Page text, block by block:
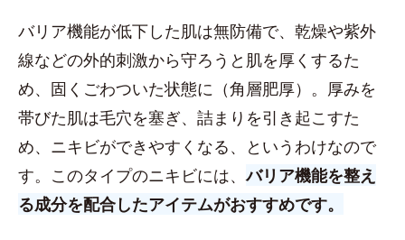
バリア機能が低下した肌は無防備で、乾燥や紫外
線などの外的刺激から守ろうと肌を厚くするた
め、固くごわついた状態に（角層肥厚）。厚みを
帯びた肌は毛穴を塞ぎ、詰まりを引き起こすた
め、ニキビができやすくなる、というわけなので
す。このタイプのニキビには、バリア機能を整え
る成分を配合したアイテムがおすすめです。